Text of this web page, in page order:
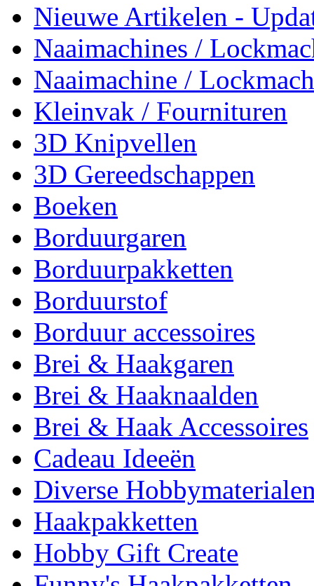
Nieuwe Artikelen -
Naaimachines /
Naaimachine /
Kleinvak / Fournituren
3D Knipvellen
3D Gereedschappen
Boeken
Borduurgaren
Borduurpakketten
Borduurstof
Borduur accessoires
Brei & Haakgaren
Brei & Haaknaalden
Brei & Haak Accessoires
Cadeau Ideeën
Diverse
Haakpakketten
Hobby Gift Create